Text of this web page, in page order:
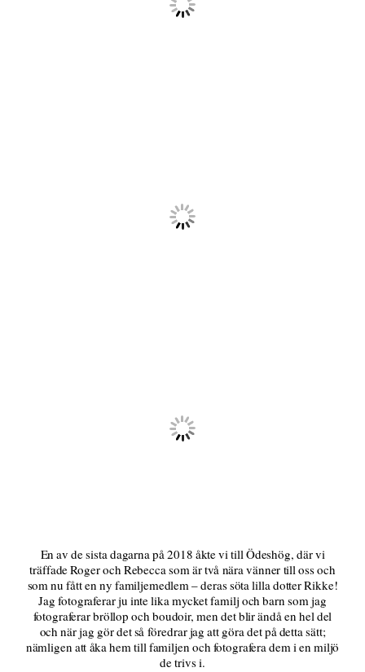
En av de sista dagarna på 2018 åkte vi till Ödeshög, där vi
träffade Roger och Rebecca som är två nära vänner till oss och
som nu fått en ny familjemedlem – deras söta lilla dotter Rikke!
Jag fotograferar ju inte lika mycket familj och barn som jag
fotograferar bröllop och boudoir, men det blir ändå en hel del
och när jag gör det så föredrar jag att göra det på detta sätt;
nämligen att åka hem till familjen och fotografera dem i en miljö
de trivs i.